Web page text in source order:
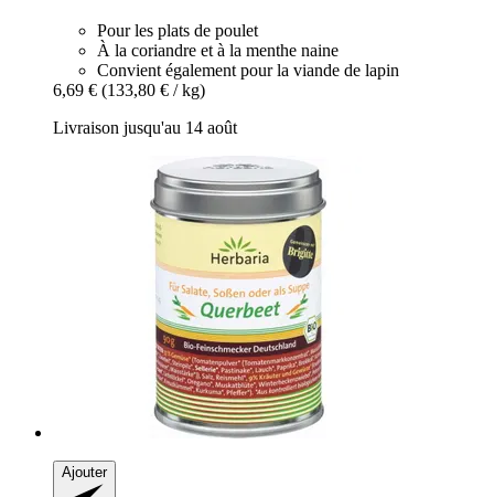
Pour les plats de poulet
À la coriandre et à la menthe naine
Convient également pour la viande de lapin
6,69 € (133,80 € / kg)
Livraison jusqu'au 14 août
Ajouter